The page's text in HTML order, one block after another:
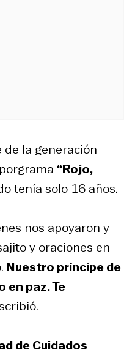
la generación
“Rojo,
tenía solo 16 años.
nos apoyaron y
y oraciones en
Nuestro príncipe de
en paz. Te
de Cuidados